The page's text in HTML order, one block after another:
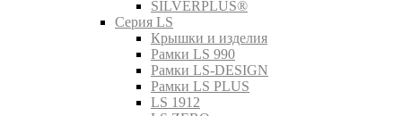
SILVERPLUS®
Серия LS
Крышки и изделия
Рамки LS 990
Рамки LS-DESIGN
Рамки LS PLUS
LS 1912